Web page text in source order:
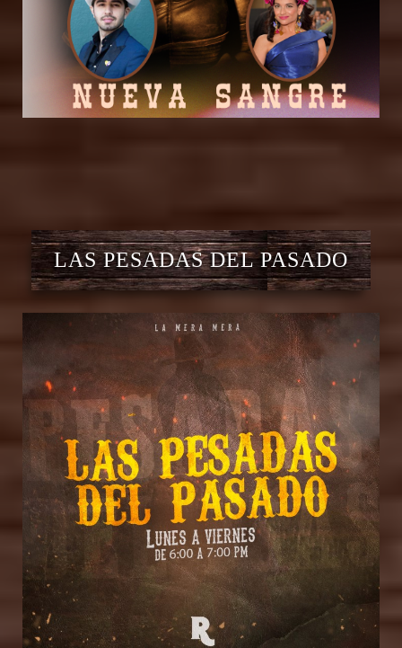
LAS PESADAS DEL PASADO